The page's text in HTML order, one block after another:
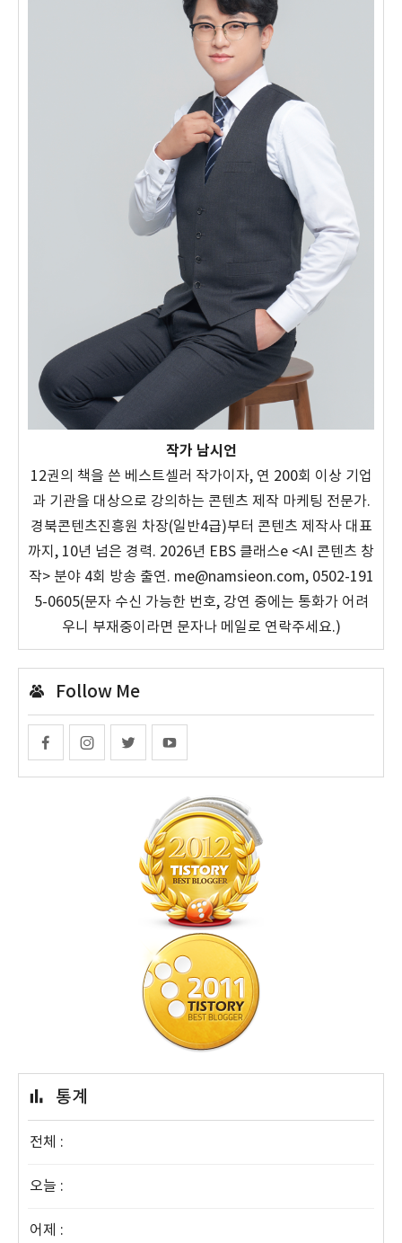
작가 남시언
12권의 책을 쓴 베스트셀러 작가이자, 연 200회 이상 기업
과 기관을 대상으로 강의하는 콘텐츠 제작 마케팅 전문가.
경북콘텐츠진흥원 차장(일반4급)부터 콘텐츠 제작사 대표
까지, 10년 넘은 경력. 2026년 EBS 클래스e <AI 콘텐츠 창
작> 분야 4회 방송 출연. me@namsieon.com, 0502-191
5-0605(문자 수신 가능한 번호, 강연 중에는 통화가 어려
우니 부재중이라면 문자나 메일로 연락주세요.)
Follow Me
통계
전체 :
오늘 :
어제 :